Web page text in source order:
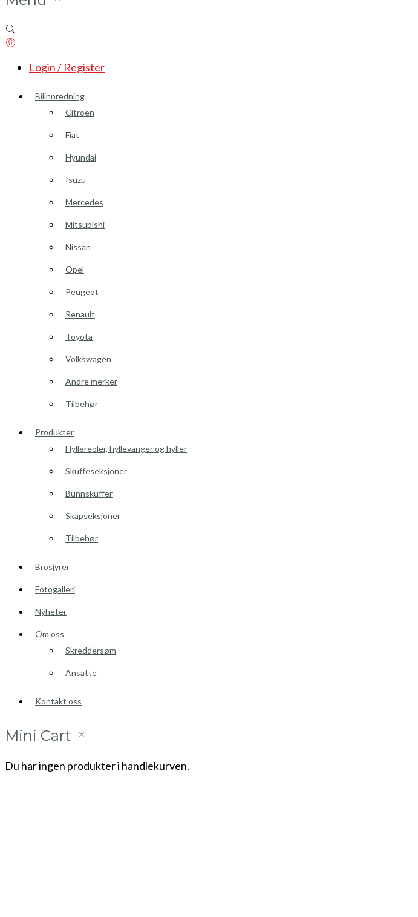
Login / Register
Bilinnredning
Citroen
Fiat
Hyundai
Isuzu
Mercedes
Mitsubishi
Nissan
Opel
Peugeot
Renault
Toyota
Volkswagen
Andre merker
Tilbehør
Produkter
Hyllereoler, hyllevanger og hyller
Skuffeseksjoner
Bunnskuffer
Skapseksjoner
Tilbehør
Brosjyrer
Fotogalleri
Nyheter
Om oss
Skreddersøm
Ansatte
Kontakt oss
Mini Cart
Du har ingen produkter i handlekurven.